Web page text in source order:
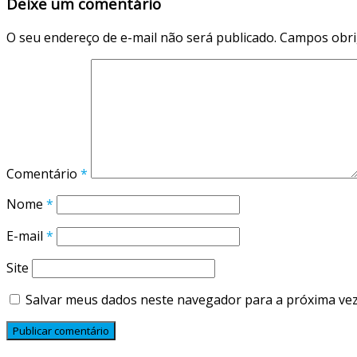
O seu endereço de e-mail não será publicado. Campos
Comentário *
Nome *
E-mail *
Site
Salvar meus dados neste navegador para a próxima